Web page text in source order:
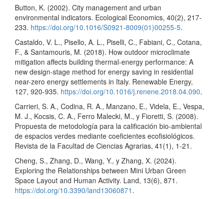
Button, K. (2002). City management and urban
environmental indicators. Ecological Economics, 40(2), 217-
233. https://doi.org/10.1016/S0921-8009(01)00255-5.
Castaldo, V. L., Pisello, A. L., Piselli, C., Fabiani, C., Cotana,
F., & Santamouris, M. (2018). How outdoor microclimate
mitigation affects building thermal-energy performance: A
new design-stage method for energy saving in residential
near-zero energy settlements in Italy. Renewable Energy,
127, 920-935. https://doi.org/10.1016/j.renene.2018.04.090.
Carrieri, S. A., Codina, R. A., Manzano, E., Videla, E., Vespa,
M. J., Kocsis, C. A., Ferro Malecki, M., y Fioretti, S. (2008).
Propuesta de metodología para la calificación bio-ambiental
de espacios verdes mediante coeficientes ecofisiológicos.
Revista de la Facultad de Ciencias Agrarias, 41(1), 1-21.
Cheng, S., Zhang, D., Wang, Y., y Zhang, X. (2024).
Exploring the Relationships between Mini Urban Green
Space Layout and Human Activity. Land, 13(6), 871.
https://doi.org/10.3390/land13060871 .